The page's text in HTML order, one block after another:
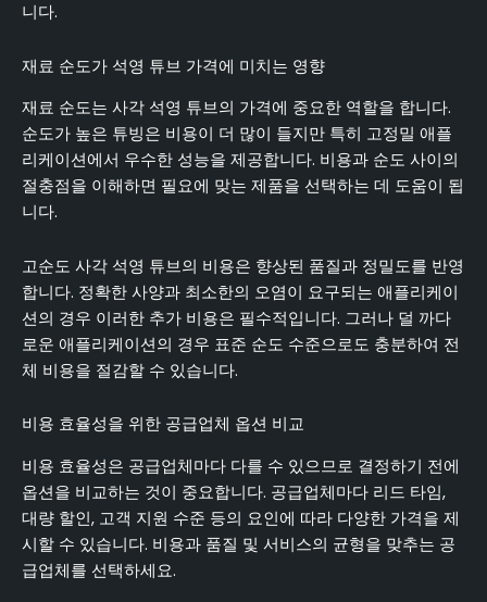
니다.
재료 순도가 석영 튜브 가격에 미치는 영향
재료 순도는 사각 석영 튜브의 가격에 중요한 역할을 합니다.
순도가 높은 튜빙은 비용이 더 많이 들지만 특히 고정밀 애플
리케이션에서 우수한 성능을 제공합니다. 비용과 순도 사이의
절충점을 이해하면 필요에 맞는 제품을 선택하는 데 도움이 됩
니다.
고순도 사각 석영 튜브의 비용은 향상된 품질과 정밀도를 반영
합니다. 정확한 사양과 최소한의 오염이 요구되는 애플리케이
션의 경우 이러한 추가 비용은 필수적입니다. 그러나 덜 까다
로운 애플리케이션의 경우 표준 순도 수준으로도 충분하여 전
체 비용을 절감할 수 있습니다.
비용 효율성을 위한 공급업체 옵션 비교
비용 효율성은 공급업체마다 다를 수 있으므로 결정하기 전에
옵션을 비교하는 것이 중요합니다. 공급업체마다 리드 타임,
대량 할인, 고객 지원 수준 등의 요인에 따라 다양한 가격을 제
시할 수 있습니다. 비용과 품질 및 서비스의 균형을 맞추는 공
급업체를 선택하세요.